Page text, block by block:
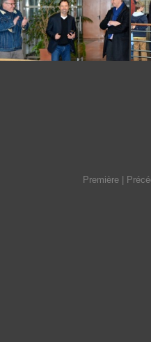
DSC 0178
Première |